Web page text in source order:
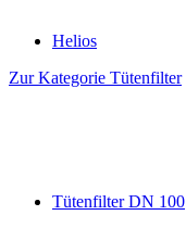
Helios
Zur Kategorie Tütenfilter
Tütenfilter DN 100